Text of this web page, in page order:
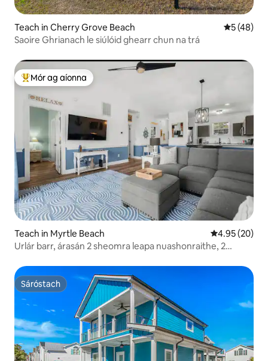
Teach in Cherry Grove Beach
5 (48)
Saoire Ghrianach le siúlóid ghearr chun na trá
An-mhór ag aíonna
Mór ag aíonna
Teach in Myrtle Beach Meánrátáil
4.95 (20)
Urlár barr, árasán 2 sheomra leapa nuashonraithe, 2
Sáróstach
Sáróstach